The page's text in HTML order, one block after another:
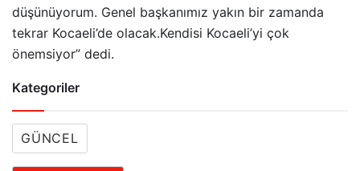
düşünüyorum. Genel başkanımız yakın bir zamanda
tekrar Kocaeli’de olacak.Kendisi Kocaeli’yi çok
önemsiyor” dedi.
Kategoriler
GÜNCEL